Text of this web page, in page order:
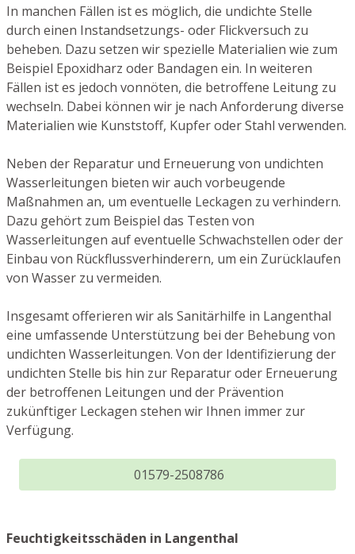
In manchen Fällen ist es möglich, die undichte Stelle
durch einen Instandsetzungs- oder Flickversuch zu
beheben. Dazu setzen wir spezielle Materialien wie zum
Beispiel Epoxidharz oder Bandagen ein. In weiteren
Fällen ist es jedoch vonnöten, die betroffene Leitung zu
wechseln. Dabei können wir je nach Anforderung diverse
Materialien wie Kunststoff, Kupfer oder Stahl verwenden.
Neben der Reparatur und Erneuerung von undichten
Wasserleitungen bieten wir auch vorbeugende
Maßnahmen an, um eventuelle Leckagen zu verhindern.
Dazu gehört zum Beispiel das Testen von
Wasserleitungen auf eventuelle Schwachstellen oder der
Einbau von Rückflussverhinderern, um ein Zurücklaufen
von Wasser zu vermeiden.
Insgesamt offerieren wir als Sanitärhilfe in Langenthal
eine umfassende Unterstützung bei der Behebung von
undichten Wasserleitungen. Von der Identifizierung der
undichten Stelle bis hin zur Reparatur oder Erneuerung
der betroffenen Leitungen und der Prävention
zukünftiger Leckagen stehen wir Ihnen immer zur
Verfügung.
01579-2508786
Feuchtigkeitsschäden in Langenthal